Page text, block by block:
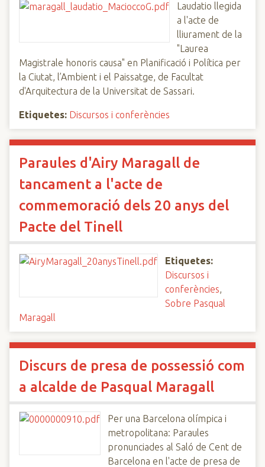
Laudatio llegida
a l'acte de
lliurament de la
"Laurea
Magistrale honoris causa" en Planificació i Política per
la Ciutat, l’Ambient i el Paissatge, de Facultat
d'Arquitectura de la Universitat de Sassari.
Etiquetes: Discursos i conferències
Paraules d'Airy Maragall de
tancament a l'acte de
commemoració dels 20 anys del
Pacte del Tinell
Etiquetes:
Discursos i
conferències,
Sobre Pasqual
Maragall
Discurs de presa de possessió com
a alcalde de Pasqual Maragall
Per una Barcelona olímpica i
metropolitana: Paraules
pronunciades al Saló de Cent de
Barcelona en l'acte de presa de